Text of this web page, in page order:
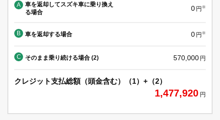
A
車を返却してスズキ車に乗り換え
る場合
0 円 ※
B 車を返却する場合 0 円 ※
C そのまま乗り続ける場合 (2) 570,000 円
クレジット支払総額（頭金含む）（1）+（2）
1,477,920 円